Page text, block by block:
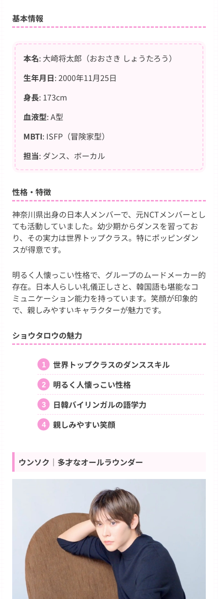
基本情報
本名: 大崎将太郎（おおさき しょうたろう）
生年月日: 2000年11月25日
身長: 173cm
血液型: A型
MBTI: ISFP（冒険家型）
担当: ダンス、ボーカル
性格・特徴
神奈川県出身の日本人メンバーで、元NCTメンバーとし
ても活動していました。幼少期からダンスを習ってお
り、その実力は世界トップクラス。特にポッピンダン
スが得意です。
明るく人懐っこい性格で、グループのムードメーカー的
存在。日本人らしい礼儀正しさと、韓国語も堪能なコ
ミュニケーション能力を持っています。笑顔が印象的
で、親しみやすいキャラクターが魅力です。
ショウタロウの魅力
世界トップクラスのダンススキル
明るく人懐っこい性格
日韓バイリンガルの語学力
親しみやすい笑顔
ウンソク｜多才なオールラウンダー